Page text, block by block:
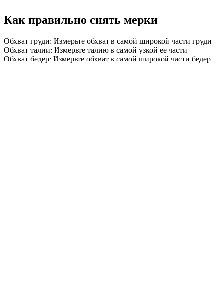
Как правильно снять мерки
Обхват груди: Измерьте обхват в самой широкой части груди
Обхват талии: Измерьте талию в самой узкой ее части
Обхват бедер: Измерьте обхват в самой широкой части бедер